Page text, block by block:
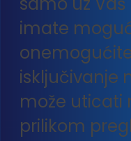
imate
isključivanje
može uticati
prilikom